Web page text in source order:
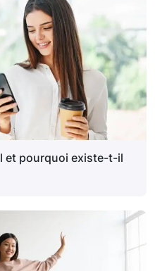
et pourquoi existe-t-il